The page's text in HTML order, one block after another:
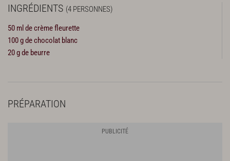
INGRÉDIENTS (4 PERSONNES)
50 ml de crème fleurette
100 g de chocolat blanc
20 g de beurre
PRÉPARATION